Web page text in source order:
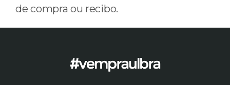
de compra ou recibo.